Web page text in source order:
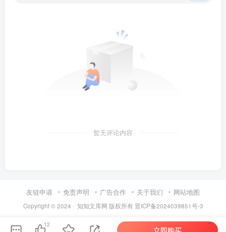
第6页 / 共33页
暂无评论内容
友链申请 免责声明 广告合作 关于我们 网站地图
Copyright © 2024 · 知知文库网 版权所有晋ICP备2024039851号-3
12
立即购买